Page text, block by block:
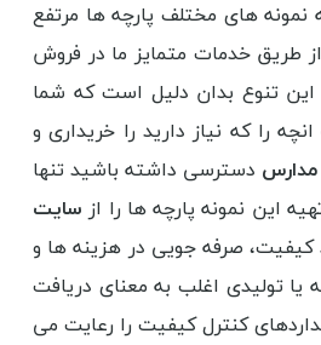
نمونه های مختلف پارچه ها مرتفع
از طریق خدمات متمایز ما در فروش
تنوع بدان دلیل است که شما
را که نیاز دارید را خریداری و
مدارس دسترسی داشته باشید تنها
این نمونه پارچه ها را از سایت
کیفیت، صرفه جویی در هزینه ها و
یا تولیدی اغلب به معنای دریافت
کنترل کیفیت را رعایت می